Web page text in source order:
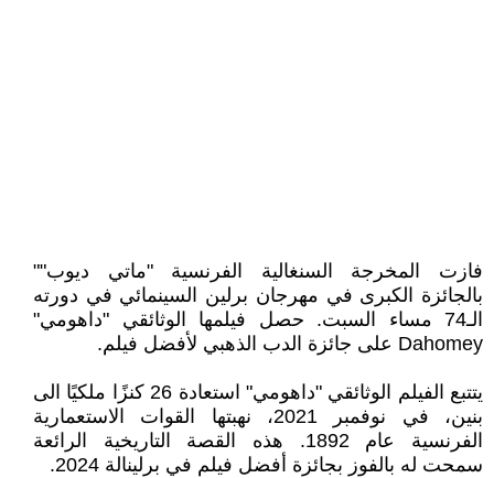
فازت المخرجة السنغالية الفرنسية "ماتي ديوب""
بالجائزة الكبرى في مهرجان برلين السينمائي في دورته
الـ74 مساء السبت. حصل فيلمها الوثائقي "داهومي"
Dahomey على جائزة الدب الذهبي لأفضل فيلم.
يتتبع الفيلم الوثائقي "داهومي" استعادة 26 كنزًا ملكيًا الى
بنين، في نوفمبر 2021، نهبتها القوات الاستعمارية
الفرنسية عام 1892. هذه القصة التاريخية الرائعة
سمحت له بالفوز بجائزة أفضل فيلم في برلينالة 2024.